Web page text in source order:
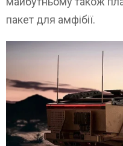
пакет для амфібії.